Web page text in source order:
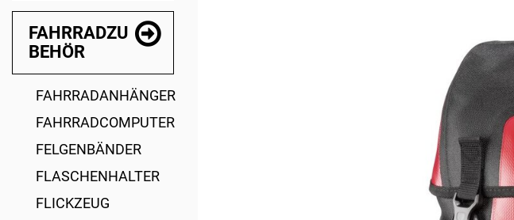
FAHRRADZU
BEHÖR
FAHRRADANHÄNGER
FAHRRADCOMPUTER
FELGENBÄNDER
FLASCHENHALTER
FLICKZEUG